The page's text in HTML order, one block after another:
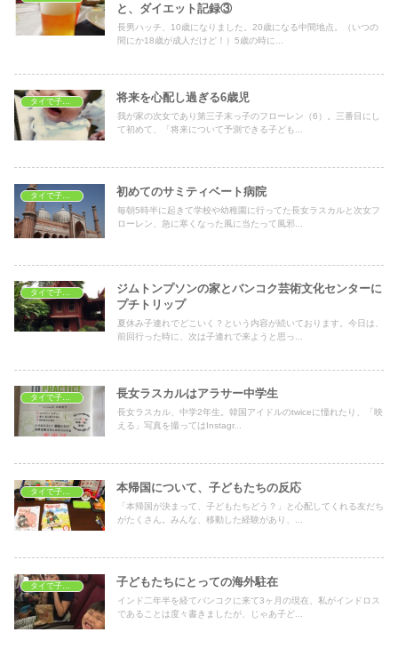
と、ダイエット記録③
長男ハッチ、10歳になりました。20歳になる中間地点。（いつの
間にか18歳が成人だけど！）5歳の時に...
タイで子育て 将来を心配し過ぎる6歳児
我が家の次女であり第三子末っ子のフローレン（6）。三番目にし
て初めて、「将来について予測できる子ども...
タイで子育て 初めてのサミティベート病院
毎朝5時半に起きて学校や幼稚園に行ってた長女ラスカルと次女フ
ローレン、急に寒くなった風に当たって風邪...
タイで子育て
ジムトンプソンの家とバンコク芸術文化センターに
プチトリップ
夏休み子連れでどこいく？という内容が続いております。今日は、
前回行った時に、次は子連れで来ようと思っ...
タイで子育て 長女ラスカルはアラサー中学生
長女ラスカル、中学2年生。韓国アイドルのtwiceに憧れたり、「映
える」写真を撮ってはInstagr...
タイで子育て 本帰国について、子どもたちの反応
「本帰国が決まって、子どもたちどう？」と心配してくれる友だち
がたくさん。みんな、移動した経験があり、...
子どもたちにとっての海外駐在
インド二年半を経てバンコクに来て3ヶ月の現在、私がインドロス
であることは度々書きましたが、じゃあ子ど...